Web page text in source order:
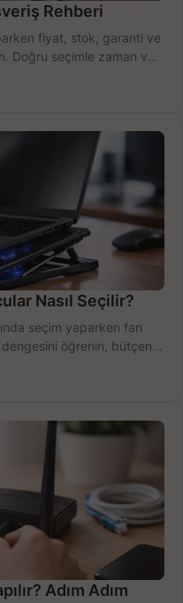
Rehberi
fiyat, stok, garanti ve
Doğru seçimle zaman ve
Nasıl Seçilir?
seçim yaparken fan
öğrenin, bütçenizi
Adım Adım